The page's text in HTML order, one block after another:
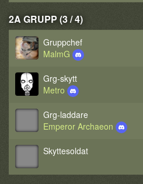
2A GRUPP (3 / 4)
Gruppchef
MalmG
Grg-skytt
Metro
Grg-laddare
Emperor Archaeon
Skyttesoldat